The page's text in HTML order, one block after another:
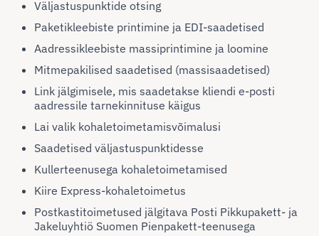
Väljastuspunktide otsing
Paketikleebiste printimine ja EDI-saadetised
Aadressikleebiste massiprintimine ja loomine
Mitmepakilised saadetised (massisaadetised)
Link jälgimisele, mis saadetakse kliendi e-posti
aadressile tarnekinnituse käigus
Lai valik kohaletoimetamisvõimalusi
Saadetised väljastuspunktidesse
Kullerteenusega kohaletoimetamised
Kiire Express-kohaletoimetus
Postkastitoimetused jälgitava Posti Pikkupakett- ja
Jakeluyhtiö Suomen Pienpakett-teenusega